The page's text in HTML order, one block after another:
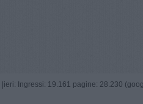
ieri: Ingressi: 19.161 pagine: 28.230